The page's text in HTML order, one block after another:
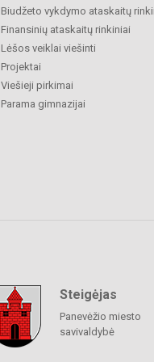
Biudžeto vykdymo ataskaitų
Finansinių ataskaitų rinkiniai
Lėšos veiklai viešinti
Projektai
Viešieji pirkimai
Parama gimnazijai
Steigėjas
Panevėžio miesto
savivaldybė